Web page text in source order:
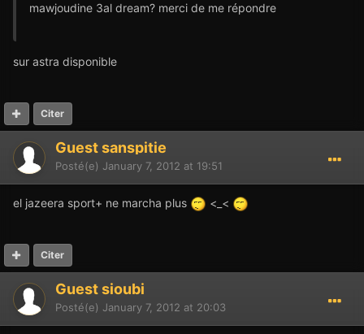
mawjoudine 3al dream? merci de me répondre
sur astra disponible
Citer
Guest sanspitie
Posté(e) January 7, 2012 at 19:51
el jazeera sport+ ne marcha plus <_<
Citer
Guest sioubi
Posté(e) January 7, 2012 at 20:03